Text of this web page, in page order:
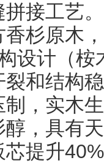
接工艺
杉原木
设计（
和结构
，实木
，具有
芯提升